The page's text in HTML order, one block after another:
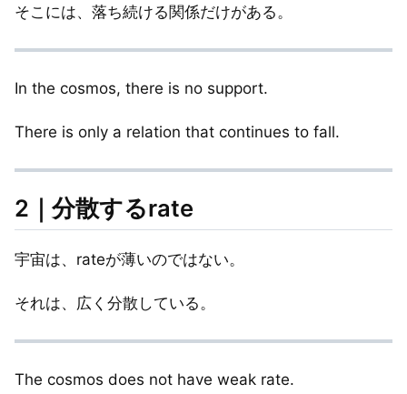
そこには、落ち続ける関係だけがある。
In the cosmos, there is no support.
There is only a relation that continues to fall.
2｜分散するrate
宇宙は、rateが薄いのではない。
それは、広く分散している。
The cosmos does not have weak rate.